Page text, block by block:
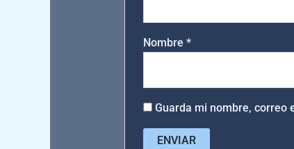
Nombre*
Guarda mi nombre, correo